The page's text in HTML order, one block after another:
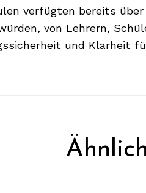
verfügten bereits
von Lehrern,
und Klarheit